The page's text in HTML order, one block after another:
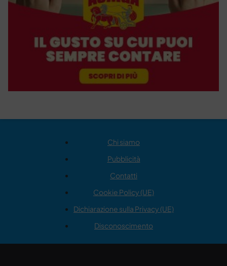
Chi siamo
Pubblicità
Contatti
Cookie Policy (UE)
Dichiarazione sulla Privacy (UE)
Disconoscimento